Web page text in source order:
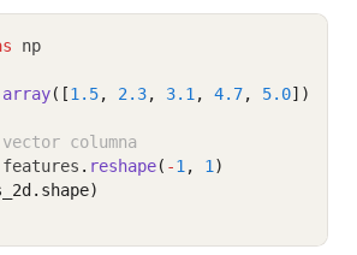
np
array([1.5, 2.3, 3.1 , 4.7, 5.0])
columna
features . reshape( -1 , 1 )